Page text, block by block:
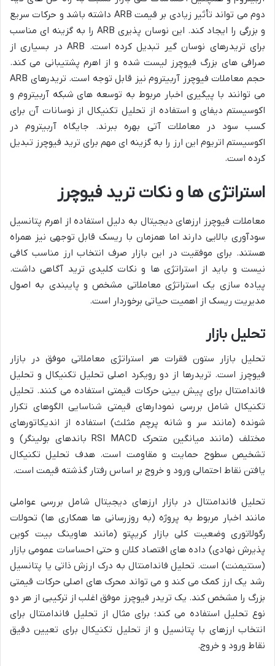
دوم می تواند تأثیر زیادی بر قیمت ARB داشته باشد و حرکات سریع
و بزرگی را ایجاد کند. این نوسان پذیری ARB را به گزینه ای مناسب
برای تریدرهای نوسان گیر تبدیل کرده است. ARB در بسیاری از
صرافی های بزرگ فیوچرز لیست شده و از اهرم پشتیبانی می کند.
حجم معاملات فیوچرز آربیتروم نیز قابل توجه است. تریدرهای ARB
می توانند با پیگیری اخبار مربوط به توسعه های شبکه آربیتروم و
اکوسیستم دیفای و استفاده از تحلیل تکنیکال از نوسانات آن برای
کسب سود در معاملات آتی بهره ببرند. جایگاه آربیتروم در
اکوسیستم اتریوم این ارز را به گزینه ای مهم برای ترید فیوچرز تبدیل
کرده است.
استراتژی ها و نکات ترید فیوچرز
معاملات فیوچرز ارزهای دیجیتال به دلیل استفاده از اهرم پتانسیل
سودآوری بالایی دارند اما همزمان با ریسک قابل توجهی نیز همراه
هستند. برای موفقیت در این بازار صرف انتخاب ارز مناسب کافی
نیست و باید از استراتژی ها و نکات کلیدی ترید آگاهی داشت.
پیاده سازی یک استراتژی معاملاتی مشخص و پایبندی به اصول
مدیریت ریسک از اهمیت حیاتی برخوردار است.
تحلیل بازار
تحلیل بازار ستون فقرات هر استراتژی معاملاتی موفق در بازار
فیوچرز است. تریدرها از دو رویکرد اصلی تحلیل تکنیکال و تحلیل
فاندامنتال برای پیش بینی حرکات قیمتی استفاده می کنند. تحلیل
تکنیکال شامل بررسی نمودارهای قیمتی شناسایی الگوهای تکرار
شونده (مانند سر و شانه پرچم مثلث) استفاده از اندیکاتورهای
مختلف (مانند میانگین متحرک RSI MACD باندهای بولینگر) و
تشخیص سطوح حمایت و مقاومت است. هدف تحلیل تکنیکال
یافتن نقاط احتمالی ورود و خروج بر اساس رفتار گذشته قیمت است.
تحلیل فاندامنتال در بازار ارزهای دیجیتال شامل بررسی عواملی
مانند اخبار مربوط به پروژه (به روزرسانی ها همکاری ها) تحولات
رگولاتوری وضعیت کلی بازار کریپتو (مانند هاوینگ بیت کوین
پذیرش نهادی) داده های اقتصاد کلان و حتی احساسات عمومی بازار
(سنتیمنت) است. تحلیل فاندامنتال به درک ارزش ذاتی یا پتانسیل
رشد یک ارز کمک می کند و می تواند محرک های اصلی حرکات قیمتی
بزرگ را مشخص کند. یک تریدر فیوچرز موفق اغلب از ترکیبی از هر دو
نوع تحلیل استفاده می کند؛ برای مثال از تحلیل فاندامنتال برای
انتخاب ارزهای با پتانسیل و از تحلیل تکنیکال برای تعیین دقیق
نقاط ورود و خروج.